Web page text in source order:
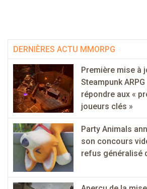
DERNIÈRES ACTU MMORPG
Première mise à
Steampunk
répondre aux «
joueurs clés »
Party Animals
son concours
refus généralisé